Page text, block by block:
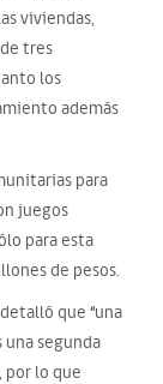
viviendas,
tres
los
además
para
juegos
para esta
de pesos.
que “una
segunda
por lo que